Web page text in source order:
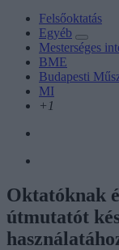
Felsőoktatás
Egyéb
Mesterséges
BME
Budapesti
MI
+1
Oktatóknak
útmutatót